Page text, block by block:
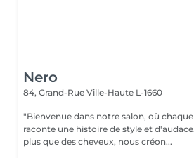
Nero
84, Grand-Rue Ville-Haute L-1660
"Bienvenue dans notre salon, où
raconte une histoire de style et
plus que des cheveux, nous créon...